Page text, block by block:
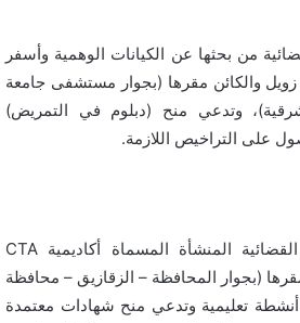
من بحثها عن الكيانات الوهمية وأسفر
والكائن مقرها (بجوار مستشفى جامعة
وتدعي منح (دبلوم في التمريض)
على التراخيص اللازمة.
وداهمت لجنة الضبطية القضائية المنشأة المسماة أكاديمية CTA
(بجوار المحافظة – الزقازيق – محافظة
أنشطة تعليمية وتدعي منح شهادات معتمدة